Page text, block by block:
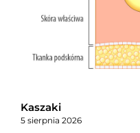
Kaszaki
5 sierpnia 2026